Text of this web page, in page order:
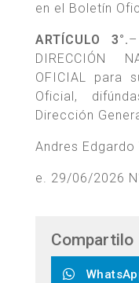
en el Boletín
ARTÍCULO 3°.
DIRECCIÓN
OFICIAL para
Oficial,
Dirección
Andres Edgardo
e. 29/06/2026
Compartilo